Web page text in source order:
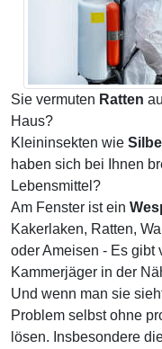
Sie vermuten Ratten
Haus?
Kleininsekten wie
haben sich bei Ihnen
Lebensmittel?
Am Fenster ist ein
Kakerlaken, Ratten,
oder Ameisen - Es gibt
Kammerjäger in der
Und wenn man sie
Problem selbst ohne
lösen. Insbesondere